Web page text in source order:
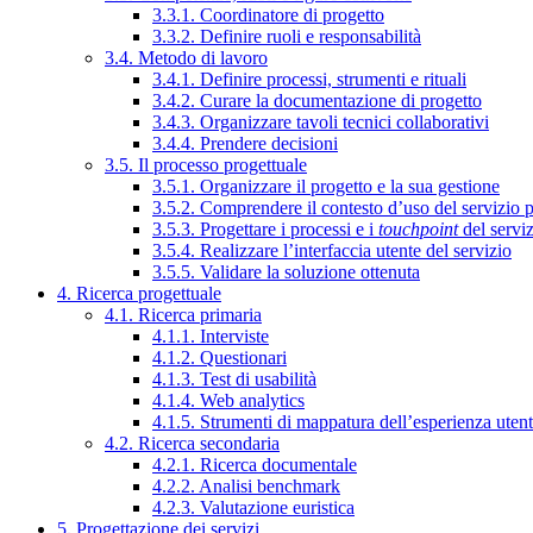
3.3.1. Coordinatore di progetto
3.3.2. Definire ruoli e responsabilità
3.4. Metodo di lavoro
3.4.1. Definire processi, strumenti e rituali
3.4.2. Curare la documentazione di progetto
3.4.3. Organizzare tavoli tecnici collaborativi
3.4.4. Prendere decisioni
3.5. Il processo progettuale
3.5.1. Organizzare il progetto e la sua gestione
3.5.2. Comprendere il contesto d’uso del servizio
3.5.3. Progettare i processi e i touchpointdel
3.5.4. Realizzare l’interfaccia utente del servizio
3.5.5. Validare la soluzione ottenuta
4. Ricerca progettuale
4.1. Ricerca primaria
4.1.1. Interviste
4.1.2. Questionari
4.1.3. Test di usabilità
4.1.4. Web analytics
4.1.5. Strumenti di mappatura dell’esperienza
4.2. Ricerca secondaria
4.2.1. Ricerca documentale
4.2.2. Analisi benchmark
4.2.3. Valutazione euristica
5. Progettazione dei servizi